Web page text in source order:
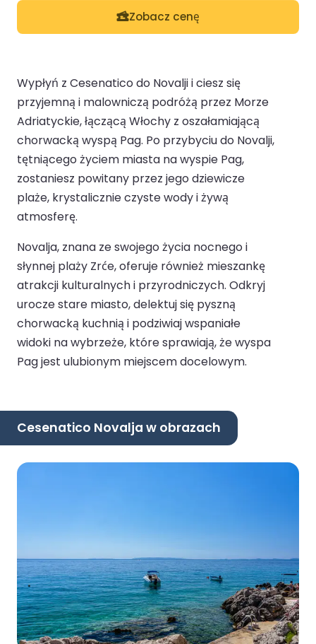
Zobacz cenę
Wypłyń z Cesenatico do Novalji i ciesz się
przyjemną i malowniczą podróżą przez Morze
Adriatyckie, łączącą Włochy z oszałamiającą
chorwacką wyspą Pag. Po przybyciu do Novalji,
tętniącego życiem miasta na wyspie Pag,
zostaniesz powitany przez jego dziewicze
plaże, krystalicznie czyste wody i żywą
atmosferę.
Novalja, znana ze swojego życia nocnego i
słynnej plaży Zrće, oferuje również mieszankę
atrakcji kulturalnych i przyrodniczych. Odkryj
urocze stare miasto, delektuj się pyszną
chorwacką kuchnią i podziwiaj wspaniałe
widoki na wybrzeże, które sprawiają, że wyspa
Pag jest ulubionym miejscem docelowym.
Cesenatico Novalja w obrazach